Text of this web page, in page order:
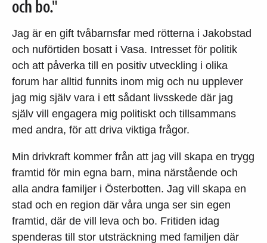
och bo."
Jag är en gift tvåbarnsfar med rötterna i Jakobstad
och nuförtiden bosatt i Vasa. Intresset för politik
och att påverka till en positiv utveckling i olika
forum har alltid funnits inom mig och nu upplever
jag mig själv vara i ett sådant livsskede där jag
själv vill engagera mig politiskt och tillsammans
med andra, för att driva viktiga frågor.
Min drivkraft kommer från att jag vill skapa en trygg
framtid för min egna barn, mina närstående och
alla andra familjer i Österbotten. Jag vill skapa en
stad och en region där våra unga ser sin egen
framtid, där de vill leva och bo. Fritiden idag
spenderas till stor utsträckning med familjen där